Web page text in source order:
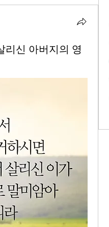
리신 아버지의 영